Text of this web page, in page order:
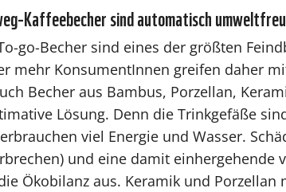
Kaffeebecher sind automatisch
go-Becher sind eines der größten
mehr KonsumentInnen greifen daher
Becher aus Bambus, Porzellan,
Lösung. Denn die Trinkgefäße
viel Energie und Wasser.
und eine damit einhergehende
Ökobilanz aus. Keramik und Porzellan